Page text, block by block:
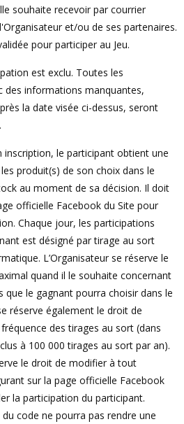
souhaite recevoir par courrier
et/ou de ses partenaires.
pour participer au Jeu.
est exclu. Toutes les
des informations manquantes,
la date visée ci-dessus, seront
inscription, le participant obtient une
produit(s) de son choix dans le
au moment de sa décision. Il doit
officielle Facebook du Site pour
Chaque jour, les participations
est désigné par tirage au sort
L’Organisateur se réserve le
quand il le souhaite concernant
que le gagnant pourra choisir dans le
réserve également le droit de
des tirages au sort (dans
à 100 000 tirages au sort par an).
le droit de modifier à tout
sur la page officielle Facebook
la participation du participant.
code ne pourra pas rendre une